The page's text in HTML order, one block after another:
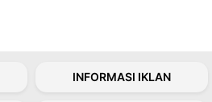
INFORMASI IKLAN